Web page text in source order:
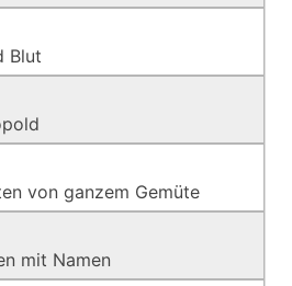
Blut
von ganzem Gemüte
mit Namen